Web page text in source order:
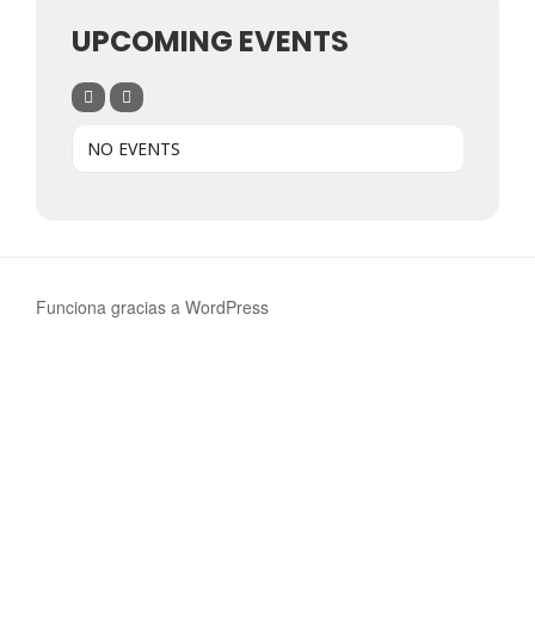
UPCOMING EVENTS
NO EVENTS
Funciona gracias a WordPress